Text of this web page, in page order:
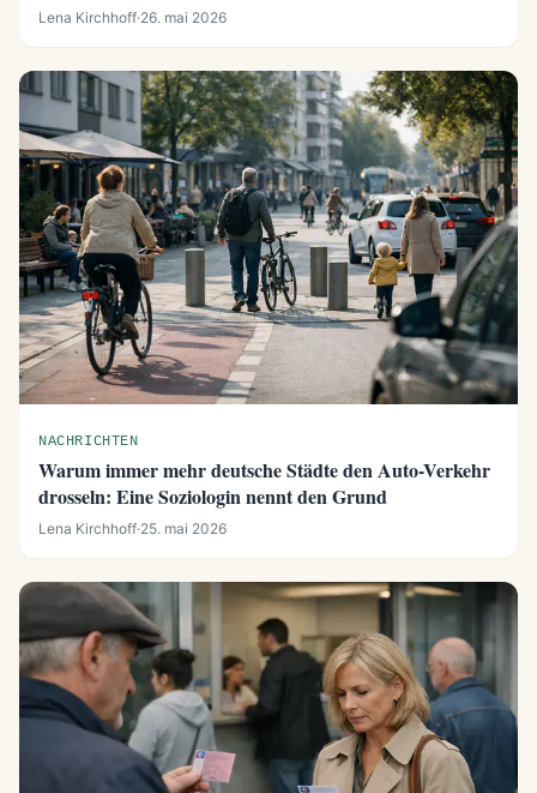
Lena Kirchhoff·26. mai 2026
NACHRICHTEN
Warum immer mehr deutsche Städte den Auto-Verkehr
drosseln: Eine Soziologin nennt den Grund
Lena Kirchhoff·25. mai 2026